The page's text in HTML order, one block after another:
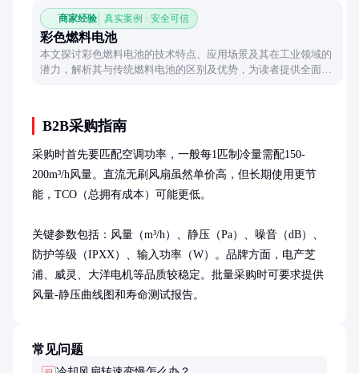
商家经验 真实案例 · 安全可信
彩色燃料电池
本文探讨彩色燃料电池的技术特点、应用场景及其在工业领域的
潜力，解析其与传统燃料电池的区别及优势，为读者提供全面的
B2B采购指南
采购时首先要匹配空调功率，一般每1匹制冷量需配150-
200m³/h风量。直流无刷风扇虽然单价高，但长期使用更节
能，TCO（总拥有成本）可能更低。
关键参数包括：风量（m³/h）、静压（Pa）、噪音（dB）、
防护等级（IPXX）、输入功率（W）。品牌方面，电产芝
浦、威灵、大洋电机等品质较稳定。批量采购时可要求提供
风量-静压曲线图和寿命测试报告。
常见问题